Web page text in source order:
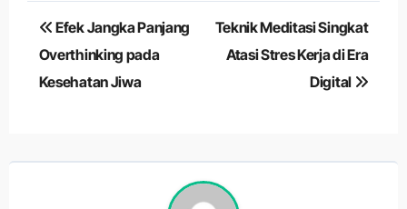
Navigasi
pos
Efek Jangka Panjang
Overthinking pada
Kesehatan Jiwa
Teknik Meditasi Singkat
Atasi Stres Kerja di Era
Digital